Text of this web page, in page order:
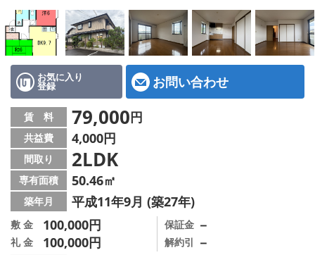
ハウスメーカー施工特集！
路線·駅から探す
IT重説について
スタッフ紹介
賃貸管理の北白川店
店舗情報·アクセス
会社概要
メールでお問い合わせ
お気に入り
登録 お問い合わせ
賃 料 79,000円
共益費 4,000円
間取り 2LDK
専有面積 50.46㎡
築年月 平成11年9月 (築27年)
敷 金 100,000円
礼 金 100,000円
保証金 －
解約引 －